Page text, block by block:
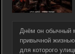
Днём он обычный
привычной
для которого